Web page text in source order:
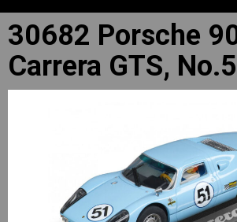
30682 Porsche
Carrera GTS,